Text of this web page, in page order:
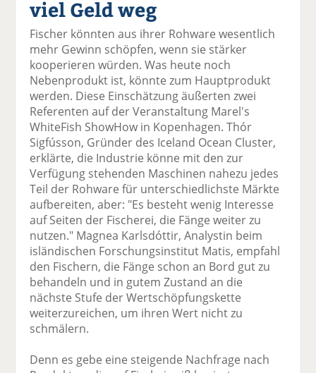
uf
F
ac
e
b
o
o
k
te
il
e
n
wi
tt
er
n
uf
Li
k
e
di
n
te
e
n
er
ai
se
d
e
n
ru
viel Geld weg
Fischer könnten aus ihrer Rohware wesentlich
mehr Gewinn schöpfen, wenn sie stärker
kooperieren würden. Was heute noch
Nebenprodukt ist, könnte zum Hauptprodukt
werden. Diese Einschätzung äußerten zwei
Referenten auf der Veranstaltung Marel's
WhiteFish ShowHow in Kopenhagen. Thór
Sigfússon, Gründer des Iceland Ocean Cluster,
erklärte, die Industrie könne mit den zur
Verfügung stehenden Maschinen nahezu jedes
Teil der Rohware für unterschiedlichste Märkte
aufbereiten, aber: "Es besteht wenig Interesse
auf Seiten der Fischerei, die Fänge weiter zu
nutzen." Magnea Karlsdóttir, Analystin beim
isländischen Forschungsinstitut Matis, empfahl
den Fischern, die Fänge schon an Bord gut zu
behandeln und in gutem Zustand an die
nächste Stufe der Wertschöpfungskette
weiterzureichen, um ihren Wert nicht zu
schmälern.
Denn es gebe eine steigende Nachfrage nach